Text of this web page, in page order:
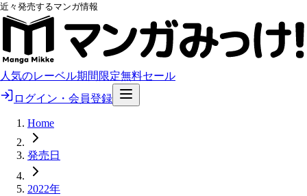
近々発売するマンガ情報
人気のレーベル期間限定無料セール
ログイン・会員登録
Home
発売日
2022年